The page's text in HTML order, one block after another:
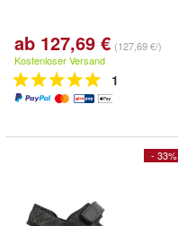
ab 127,69 € (127,69 €/)
Kostenloser Versand
1
- 33%